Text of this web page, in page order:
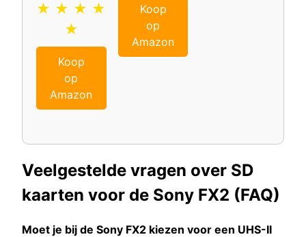
★ ★ ★ ★
★
Koop
op
Amazon
Koop
op
Amazon
Veelgestelde vragen over SD
kaarten voor de Sony FX2 (FAQ)
Moet je bij de Sony FX2 kiezen voor een UHS-II